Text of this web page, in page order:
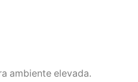
ambiente elevada.